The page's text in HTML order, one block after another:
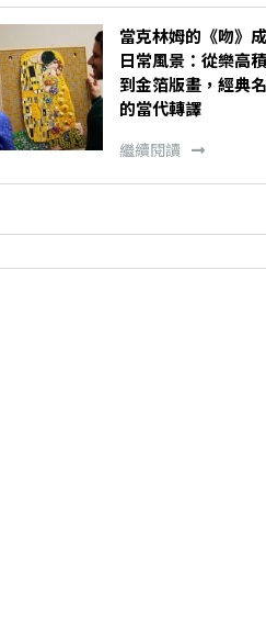
當克林姆的《吻》
日常風景：從樂高
到金箔版畫，經典
的當代轉譯
繼續閱讀